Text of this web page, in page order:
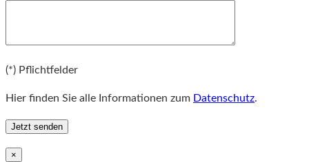
(*) Pflichtfelder
Hier finden Sie alle Informationen zum Datenschutz.
×